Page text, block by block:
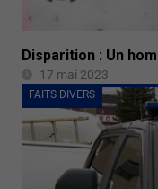
Disparition : Un
17 mai 2023
FAITS DIVERS